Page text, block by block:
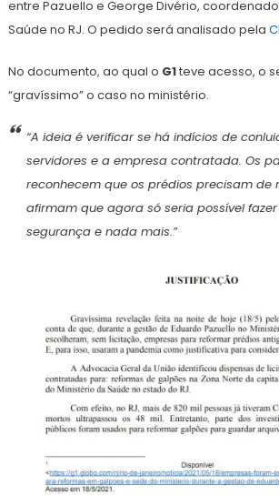
entre Pazuello e George Divério,
Saúde no RJ. O pedido será analisado pela
No documento, ao qual o G1teve acesso, o
“gravíssimo” o caso no ministério.
“A ideia é verificar se há indícios de
servidores e a empresa contratada. Os
reconhecem que os prédios precisam de
afirmam que agora só seria possível
segurança e nada mais.”